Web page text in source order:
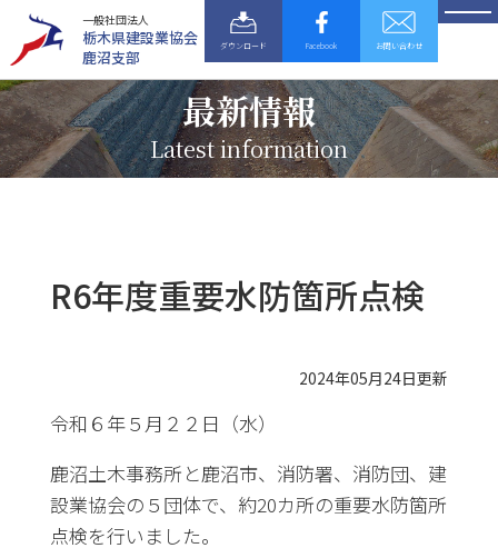
一般社団法人
栃木県建設業協会
鹿沼支部
ダウンロード Facebook お問い合わせ
最新情報
Latest information
R6年度重要水防箇所点検
2024年05月24日更新
令和６年５月２２日（水）
鹿沼土木事務所と鹿沼市、消防署、消防団、建
設業協会の５団体で、約20カ所の重要水防箇所
点検を行いました。